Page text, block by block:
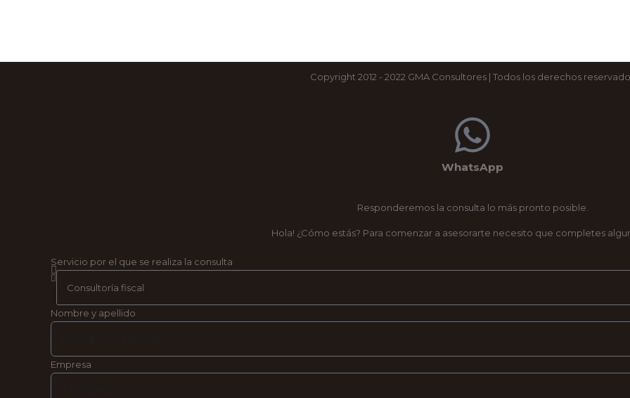
Copyright 2012 - 2022 GMA Consultores | Todos los derechos
WhatsApp
Responderemos la consulta lo más pronto posible.
Hola! ¿Cómo estás? Para comenzar a asesorarte necesito que completes
Servicio por el que se realiza la consulta
Nombre y apellido
Empresa